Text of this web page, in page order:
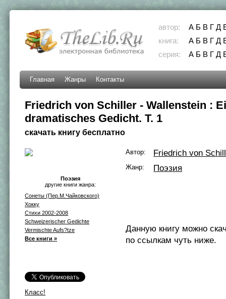
автор: А Б В Г Д
книга:
А Б В Г Д
серия:
А Б В Г Д
Главная Жанры Контакты
Friedrich von Schiller - Wallenstein :
dramatisches Gedicht. T. 1
скачать книгу бесплатно
Поэзия
другие книги жанра:
Сонеты (Пер.М.Чайковского)
Хокку
Стихи 2002-2008
Schweizerischer Gedichte
Vermischte Aufs?tze
Все книги »
Класс!
Автор: Friedrich von
Жанр: Поэзия
Данную книгу можно
по ссылкам чуть ниже.